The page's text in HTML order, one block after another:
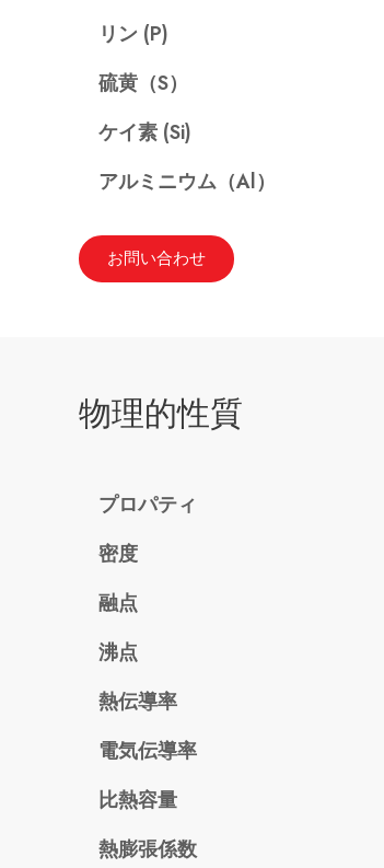
リン (P)
硫黄（S）
ケイ素 (Si)
アルミニウム（Al）
お問い合わせ
物理的性質
プロパティ
密度
融点
沸点
熱伝導率
電気伝導率
比熱容量
熱膨張係数